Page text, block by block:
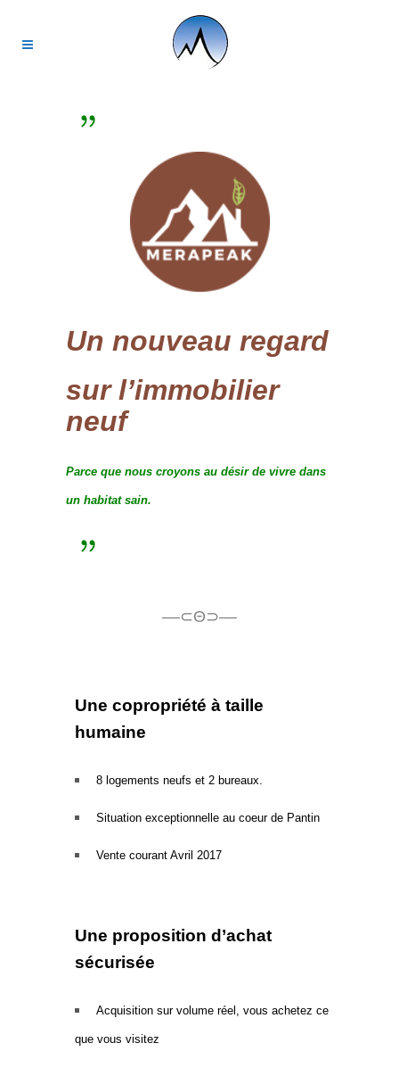
Un nouveau regard
sur l’immobilier
neuf
Parce que nous croyons au désir de vivre dans
un habitat sain.
––⊂Θ⊃––
Une copropriété à taille
humaine
8 logements neufs et 2 bureaux.
Situation exceptionnelle au coeur de Pantin
Vente courant Avril 2017
Une proposition d’achat
sécurisée
Acquisition sur volume réel, vous achetez ce
que vous visitez